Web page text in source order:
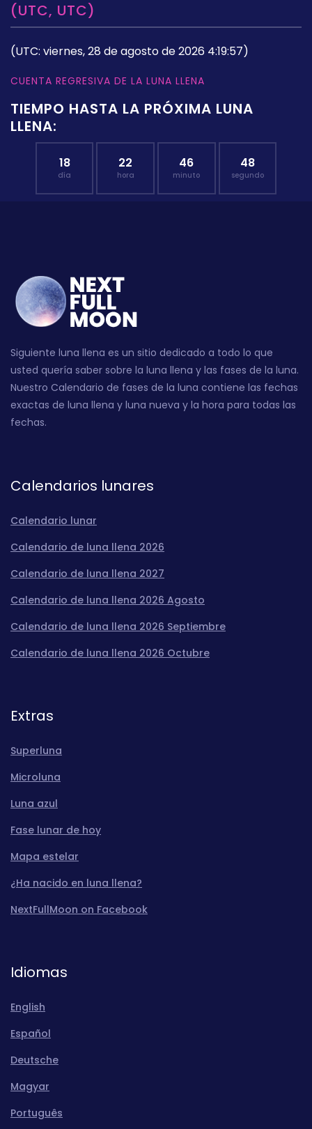
(UTC, UTC)
(UTC: viernes, 28 de agosto de 2026 4:19:57)
CUENTA REGRESIVA DE LA LUNA LLENA
TIEMPO HASTA LA PRÓXIMA LUNA
LLENA:
18
día
22
hora
46
minuto
47
segundo
Siguiente luna llena es un sitio dedicado a todo lo que
usted quería saber sobre la luna llena y las fases de la luna.
Nuestro Calendario de fases de la luna contiene las fechas
exactas de luna llena y luna nueva y la hora para todas las
fechas.
Calendarios lunares
Calendario lunar
Calendario de luna llena 2026
Calendario de luna llena 2027
Calendario de luna llena 2026 Agosto
Calendario de luna llena 2026 Septiembre
Calendario de luna llena 2026 Octubre
Extras
Superluna
Microluna
Luna azul
Fase lunar de hoy
Mapa estelar
¿Ha nacido en luna llena?
NextFullMoon on Facebook
Idiomas
English
Español
Deutsche
Magyar
Português